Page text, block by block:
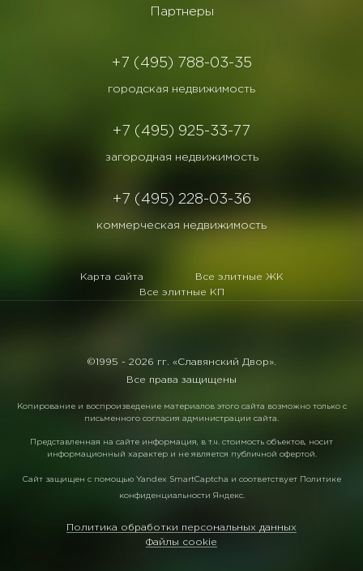
Партнеры
+7 (495) 788-03-35
городская недвижимость
+7 (495) 925-33-77
загородная недвижимость
+7 (495) 228-03-36
коммерческая недвижимость
Карта сайта
Все элитные ЖК
Все элитные КП
©1995 - 2026 гг. «Славянский Двор».
Все права защищены
Копирование и воспроизведение материалов этого сайта возможно только с
письменного согласия администрации сайта.
Представленная на сайте информация, в т.ч. стоимость объектов, носит
информационный характер и не является публичной офертой.
Сайт защищен с помощью Yandex SmartCaptcha и соответствует Политике
конфиденциальности Яндекс.
Политика обработки персональных данных
Файлы cookie